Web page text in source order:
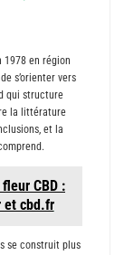
1978 en région
s’orienter vers
qui structure
la littérature
et la
CBD :
et cbd.fr
se construit plus